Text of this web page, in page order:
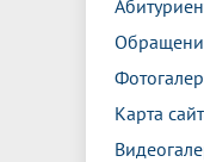
Карта